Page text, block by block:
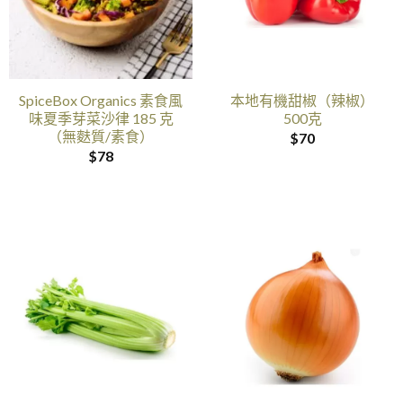
SpiceBox Organics 素食風
味夏季芽菜沙律 185 克
（無麩質/素食）
$78
本地有機甜椒（辣椒）
500克
$70